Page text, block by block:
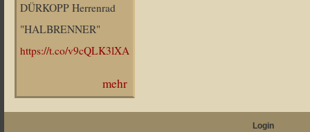
DÜRKOPP Herrenrad
"HALBRENNER"
https://t.co/v9cQLK3lXA
mehr
Login